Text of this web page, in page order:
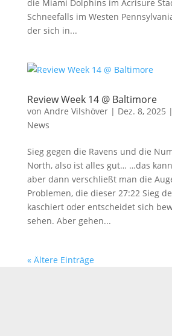
die Miami Dolphins im Acrisure
Schneefalls im Westen
der sich in...
Review Week 14 @ Baltimore
von Andre Vilshöver| Dez. 8, 2025 |
News
Sieg gegen die Ravens und die
North, also ist alles gut… …das
aber dann verschließt man die
Problemen, die dieser 27:22 Sieg
kaschiert oder entscheidet sich
sehen. Aber gehen...
« Ältere Einträge